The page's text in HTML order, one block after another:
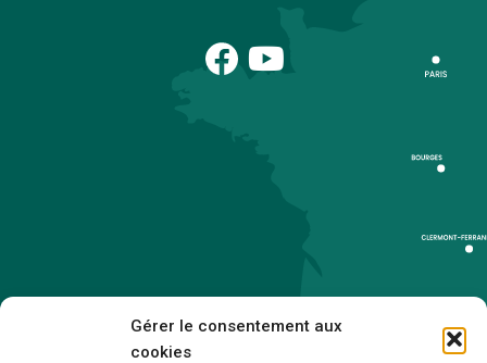
Gérer le consentement aux
cookies